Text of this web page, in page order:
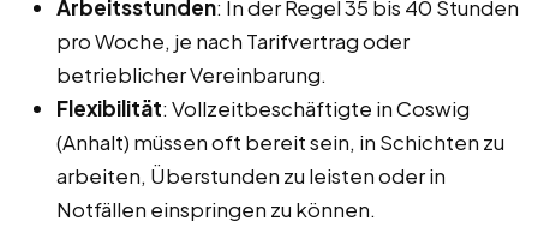
Arbeitsstunden: In der Regel 35 bis 40 Stunden
pro Woche, je nach Tarifvertrag oder
betrieblicher Vereinbarung.
Flexibilität: Vollzeitbeschäftigte in Coswig
(Anhalt) müssen oft bereit sein, in Schichten zu
arbeiten, Überstunden zu leisten oder in
Notfällen einspringen zu können.